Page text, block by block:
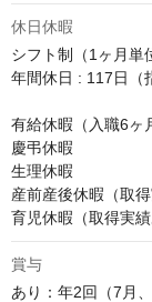
休日休暇
シフト制（1ヶ月単
年間休日 : 117日（
有給休暇（入職6ヶ
慶弔休暇
生理休暇
産前産後休暇（取得
育児休暇（取得実績
賞与
あり：年2回（7月、